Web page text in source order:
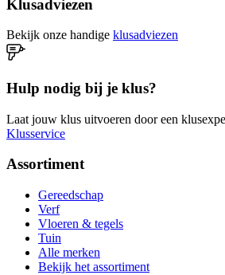
Klusadviezen
Bekijk onze handige klusadviezen
Hulp nodig bij je klus?
Laat jouw klus uitvoeren door een
Klusservice
Assortiment
Gereedschap
Verf
Vloeren & tegels
Tuin
Alle merken
Bekijk het assortiment